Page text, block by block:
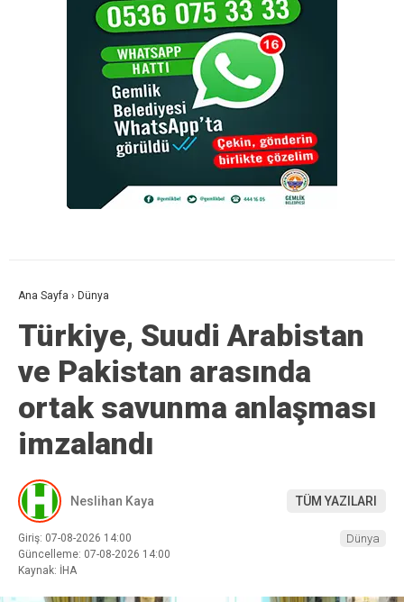
Ana Sayfa › Dünya
Türkiye, Suudi Arabistan
ve Pakistan arasında
ortak savunma anlaşması
imzalandı
Neslihan Kaya TÜM YAZILARI
Giriş: 07-08-2026 14:00
Güncelleme: 07-08-2026 14:00
Kaynak: İHA
Dünya